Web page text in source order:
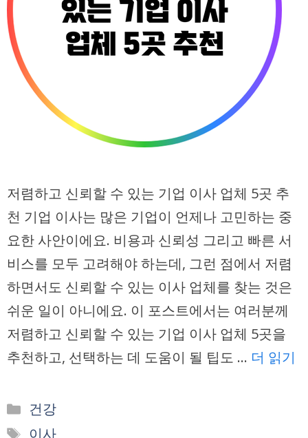
저렴하고 신뢰할 수 있는 기업 이사 업체 5곳 추
천 기업 이사는 많은 기업이 언제나 고민하는 중
요한 사안이에요. 비용과 신뢰성 그리고 빠른 서
비스를 모두 고려해야 하는데, 그런 점에서 저렴
하면서도 신뢰할 수 있는 이사 업체를 찾는 것은
쉬운 일이 아니에요. 이 포스트에서는 여러분께
저렴하고 신뢰할 수 있는 기업 이사 업체 5곳을
추천하고, 선택하는 데 도움이 될 팁도 … 더 읽기
카
테
건강
태
이사